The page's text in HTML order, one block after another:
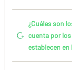
¿Cuáles son
cuenta por
establecen en